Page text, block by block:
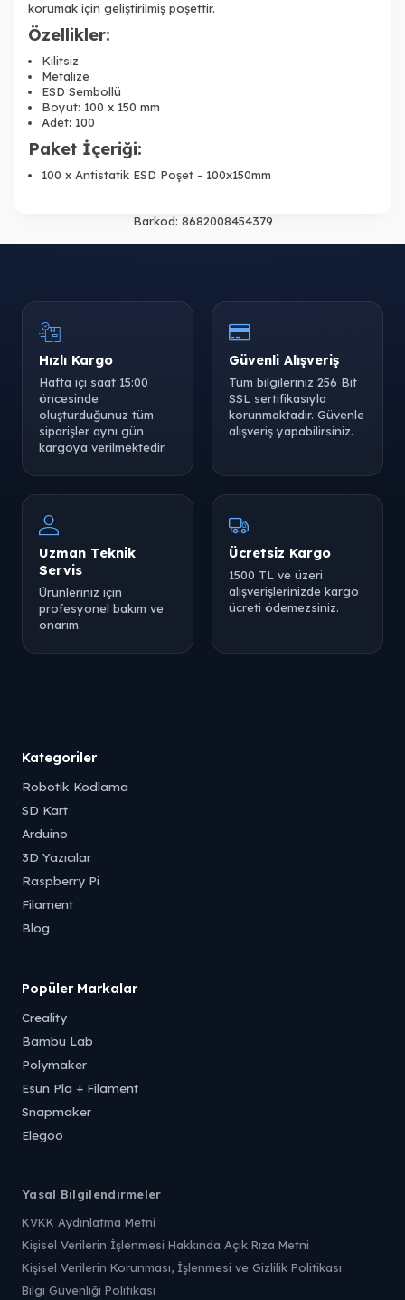
korumak için geliştirilmiş poşettir.
Özellikler:
Kilitsiz
Metalize
ESD Sembollü
Boyut: 100 x 150 mm
Adet: 100
Paket İçeriği:
100 x Antistatik ESD Poşet - 100x150mm
Barkod: 8682008454379
Hızlı Kargo
Hafta içi saat 15:00
öncesinde
oluşturduğunuz tüm
siparişler aynı gün
kargoya verilmektedir.
Güvenli Alışveriş
Tüm bilgileriniz 256 Bit
SSL sertifikasıyla
korunmaktadır. Güvenle
alışveriş yapabilirsiniz.
Uzman Teknik
Servis
Ürünleriniz için
profesyonel bakım ve
onarım.
Ücretsiz Kargo
1500 TL ve üzeri
alışverişlerinizde kargo
ücreti ödemezsiniz.
Kategoriler
Robotik Kodlama
SD Kart
Arduino
3D Yazıcılar
Raspberry Pi
Filament
Blog
Popüler Markalar
Creality
Bambu Lab
Polymaker
Esun Pla + Filament
Snapmaker
Elegoo
Yasal Bilgilendirmeler
KVKK Aydınlatma Metni
Kişisel Verilerin İşlenmesi Hakkında Açık Rıza Metni
Kişisel Verilerin Korunması, İşlenmesi ve Gizlilik Politikası
Bilgi Güvenliği Politikası